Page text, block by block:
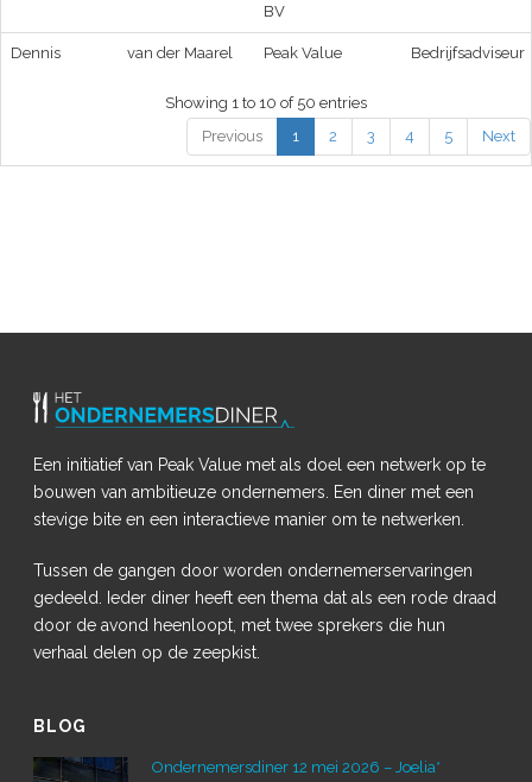
BV
Dennis van der Maarel Peak Value Bedrijfsadviseur
Showing 1 to 10 of 50 entries
Previous
1 2 3 4 5 Next
Een initiatief van Peak Value met als doel een netwerk op te
bouwen van ambitieuze ondernemers. Een diner met een
stevige bite en een interactieve manier om te netwerken.
Tussen de gangen door worden ondernemerservaringen
gedeeld. Ieder diner heeft een thema dat als een rode draad
door de avond heenloopt, met twee sprekers die hun
verhaal delen op de zeepkist.
BLOG
Ondernemersdiner 12 mei 2026 – Joelia*